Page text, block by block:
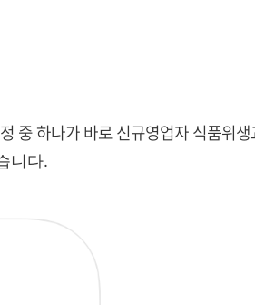
중 하나가 바로 신규영업자 식품위생
니다.